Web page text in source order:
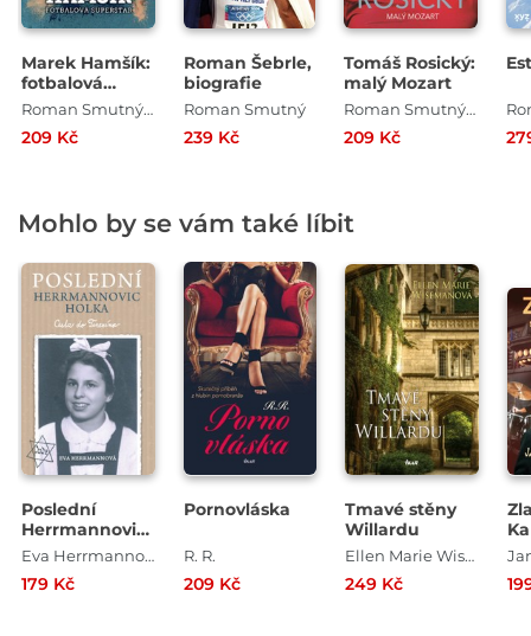
Marek Hamšík:
fotbalová
superstar
Roman Smutný , Mgr. Aleš Smutný
209 Kč
Roman Šebrle,
biografie
Roman Smutný
239 Kč
Tomáš Rosický:
malý Mozart
Roman Smutný , Mgr. Aleš Smutný
209 Kč
Mohlo by se vám také líbit
Poslední
Herrmannovic
holka – Cesta
Eva Herrmannová
179 Kč
Pornovláska
R. R.
209 Kč
Tmavé stěny
Willardu
Ellen Marie Wisemanová
249 Kč